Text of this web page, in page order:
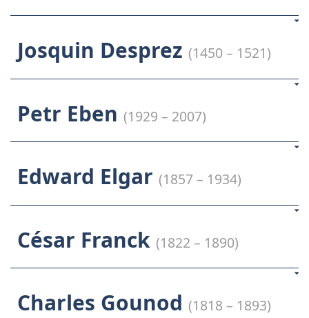
Josquin Desprez (1450 – 1521)
Petr Eben (1929 – 2007)
Edward Elgar (1857 – 1934)
César Franck (1822 – 1890)
Charles Gounod (1818 – 1893)